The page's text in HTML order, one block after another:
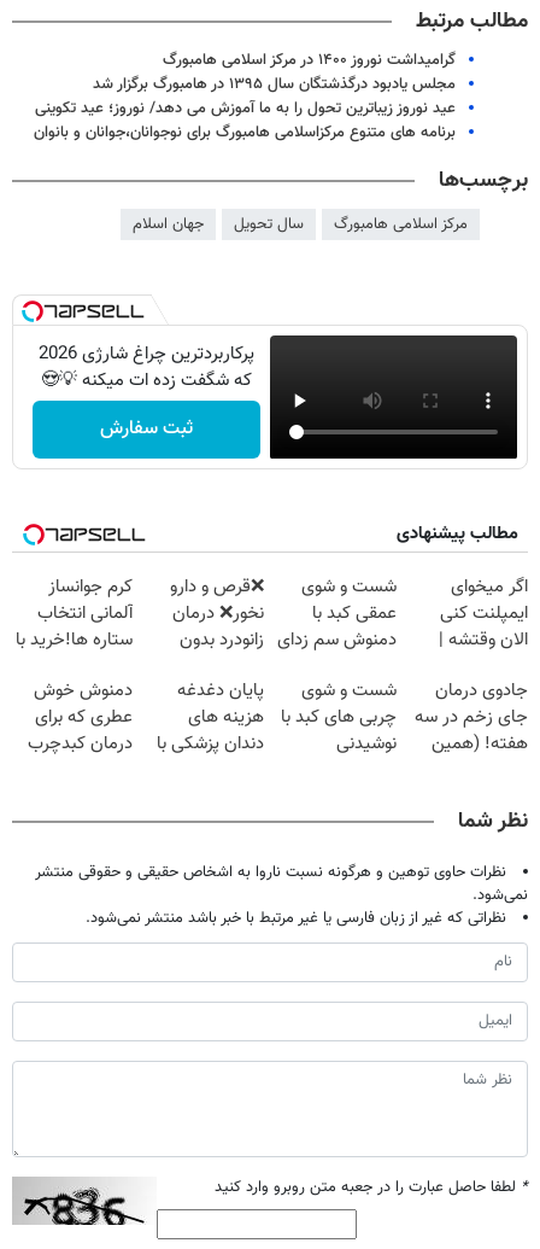
مطالب مرتبط
گرامیداشت نوروز ۱۴۰۰ در مرکز اسلامی هامبورگ
مجلس یادبود درگذشتگان سال ۱۳۹۵ در هامبورگ برگزار شد
عید نوروز زیباترین تحول را به ما آموزش می دهد/ نوروز؛ عید تکوینی
برنامه های متنوع مرکزاسلامی هامبورگ برای نوجوانان،جوانان و بانوان
برچسب‌ها
مرکز اسلامی هامبورگ سال تحویل جهان اسلام
پرکاربردترین چراغ شارژی 2026
که شگفت زده ات میکنه 💡😍
ثبت سفارش
مطالب پیشنهادی
اگر میخوای
ایمپلنت کنی
الان وقتشه |
میلیون تومان!!!
شست و شوی
عمقی کبد با
دمنوش سم زدای
❌قرص‌ و دارو
نخور❌ درمان
زانودرد بدون
کرم جوانساز
آلمانی انتخاب
ستاره ها!خرید با
جادوی درمان
جای زخم در سه
هفته! (همین
شست و شوی
چربی های کبد با
نوشیدنی
پایان دغدغه
هزینه های
دندان پزشکی با
دمنوش خوش
عطری که برای
درمان کبدچرب
نظر شما
نظرات حاوی توهین و هرگونه نسبت ناروا به اشخاص حقیقی و حقوقی منتشر
نمی‌شود.
نظراتی که غیر از زبان فارسی یا غیر مرتبط با خبر باشد منتشر نمی‌شود.
* لطفا حاصل عبارت را در جعبه متن روبرو وارد کنید